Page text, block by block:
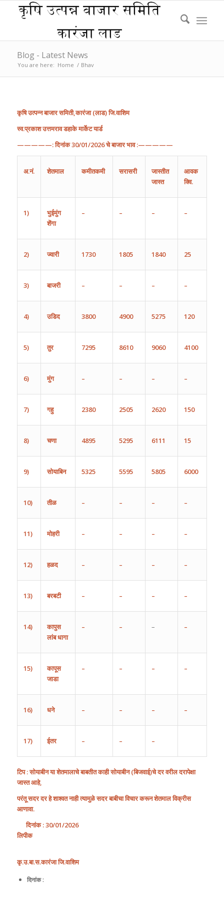
Blog - Latest News
You are here: Home / Bhav
कृषिउत्पन्नबाजारसमिती,कारंजा(लाड)जि.वाशिम
स्व.प्रकाश उत्तमराव डहाके मार्केट यार्ड
—————:दिनांक30/01/2026चेबाजारभाव:—————
अ.नं. शेतमाल कमीतकमी सरासरी
जास्तीत
जास्त
आवक
क्वि.
1)
भुईमुंग
शेंगा
– – – –
2) ज्वारी 1730 1805 1840 25
3) बाजरी – – – –
4) उडिद 3800 4900 5275 120
5) तुर 7295 8610 9060 4100
6) मुंग – – – –
7) गहु 2380 2505 2620 150
8) चणा 4895 5295 6111 15
9) सोयाबिन 5325 5595 5805 6000
10) तीळ – – – –
11) मोहरी – – – –
12) हळद – – – –
13) बरबटी – – – –
14)
कापुस
लांबधागा
– – – –
15)
कापूस
जाडा
– – – –
16) धने – – – –
17) ईतर – – –
टिप : सोयाबीन या शेतमालाचे बाबतीत काही सोयाबीन(बिजवाई)चे दर वरील दरापेक्षा
जास्त आहे,
परंतू सदर दर हे शाश्वत नाही त्यामुळे सदर बाबीचा विचार करून शेतमाल विक्रीस
आणावा.
दिनांक : 30/01/2026
लिपीक
कृ.उ.बा.स.कारंजाजि.वाशिम
दिनांक :